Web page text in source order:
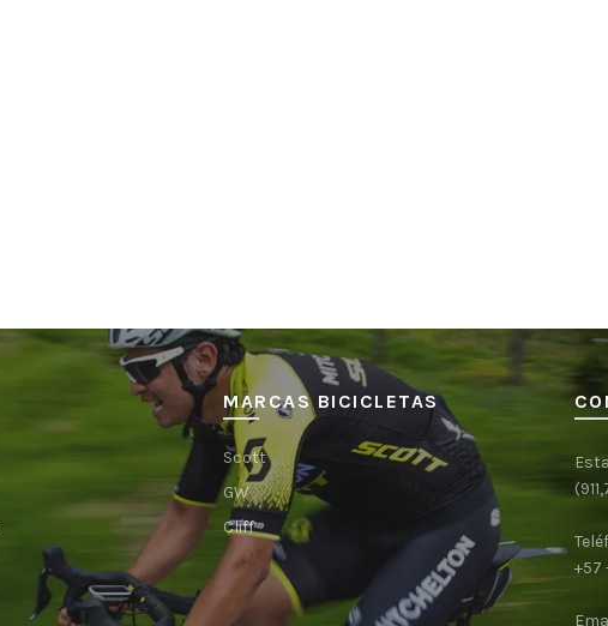
MARCAS BICICLETAS
Scott
GW
Cliff
+57